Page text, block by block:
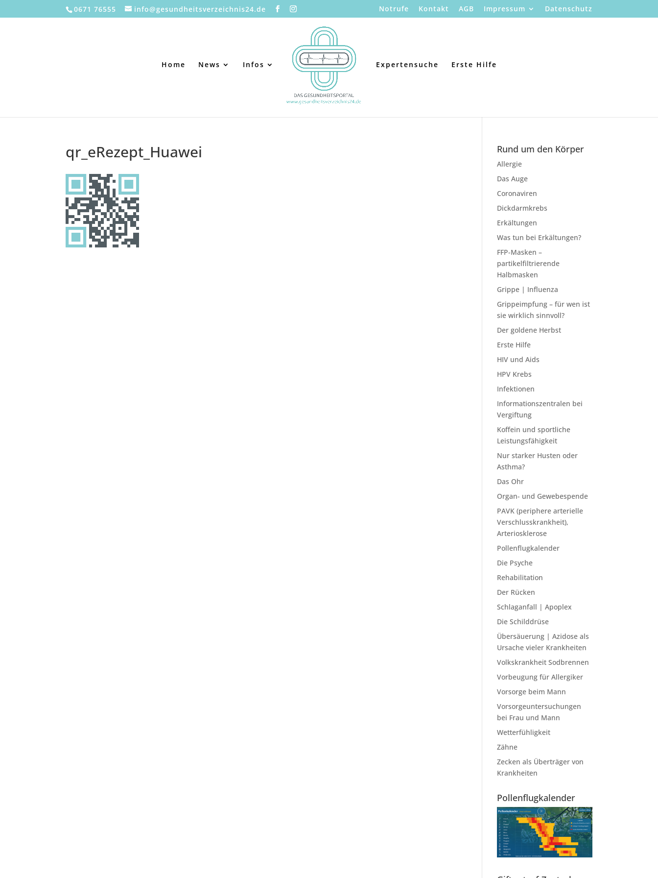
0671 76555 info@gesundheitsverzeichnis24.de Notrufe Kontakt AGB Impressum Datenschutz
Home News Infos Expertensuche Erste Hilfe
qr_eRezept_Huawei Rund um den Körper
Allergie
Das Auge
Coronaviren
Dickdarmkrebs
Erkältungen
Was tun bei Erkältungen?
FFP-Masken –
partikelfiltrierende
Halbmasken
Grippe | Influenza
Grippeimpfung – für wen ist
sie wirklich sinnvoll?
Der goldene Herbst
Erste Hilfe
HIV und Aids
HPV Krebs
Infektionen
Informationszentralen bei
Vergiftung
Koffein und sportliche
Leistungsfähigkeit
Nur starker Husten oder
Asthma?
Das Ohr
Organ- und Gewebespende
PAVK (periphere arterielle
Verschlusskrankheit),
Arteriosklerose
Pollenflugkalender
Die Psyche
Rehabilitation
Der Rücken
Schlaganfall | Apoplex
Die Schilddrüse
Übersäuerung | Azidose als
Ursache vieler Krankheiten
Volkskrankheit Sodbrennen
Vorbeugung für Allergiker
Vorsorge beim Mann
Vorsorgeuntersuchungen
bei Frau und Mann
Wetterfühligkeit
Zähne
Zecken als Überträger von
Krankheiten
Pollenflugkalender